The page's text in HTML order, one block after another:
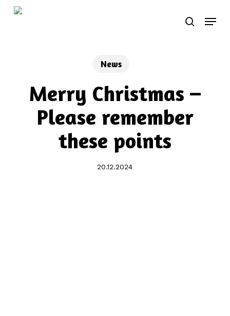
Skip
search
Menu
News
Merry Christmas –
Please remember
these points
20.12.2024